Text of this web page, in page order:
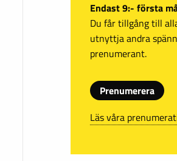
Endast 9:- första
Du får tillgång till
utnyttja andra
prenumerant.
Prenumerera
Läs våra